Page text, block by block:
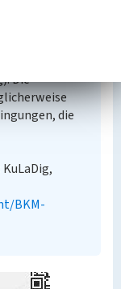
der freien
Die
die
BKM-